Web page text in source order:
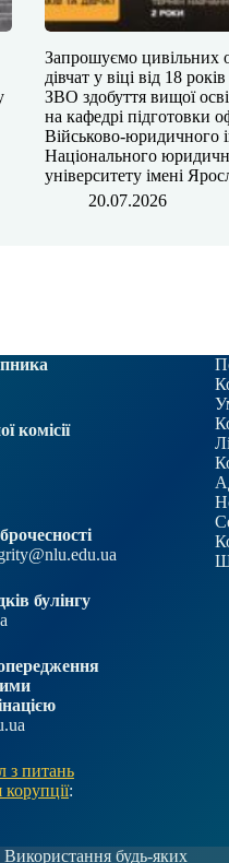
​​​​Запрошуємо цивільних
дівчат у віці від 18
ЗВО здобуття вищої
на кафедрі підготовки
Військово-юридичного
Національного
університету імені
20.07.2026
комісії
булінгу
з питань
:
будь-яких